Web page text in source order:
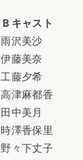
Ｂキャスト
雨沢美沙
伊藤美奈
工藤夕希
高津麻都香
田中美月
時澤香保里
野々下丈子